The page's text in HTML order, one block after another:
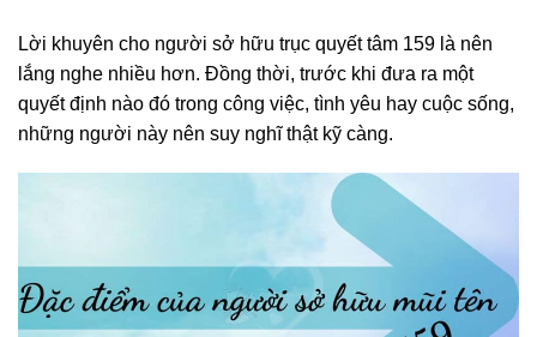
Lời khuyên cho người sở hữu trục quyết tâm 159 là nên
lắng nghe nhiều hơn. Đồng thời, trước khi đưa ra một
quyết định nào đó trong công việc, tình yêu hay cuộc sống,
những người này nên suy nghĩ thật kỹ càng.